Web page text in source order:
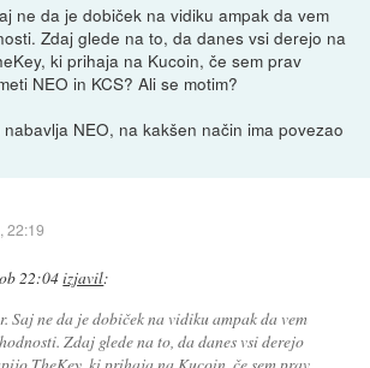
ne da je dobiček na vidiku ampak da vem
Zdaj glede na to, da danes vsi derejo na
ki prihaja na Kucoin, če sem prav
NEO in KCS? Ali se motim?
NEO, na kakšen način ima povezao
22:19
22:04izjavil:
Saj ne da je dobiček na vidiku ampak da vem
Zdaj glede na to, da danes vsi derejo
TheKey, ki prihaja na Kucoin, če sem prav